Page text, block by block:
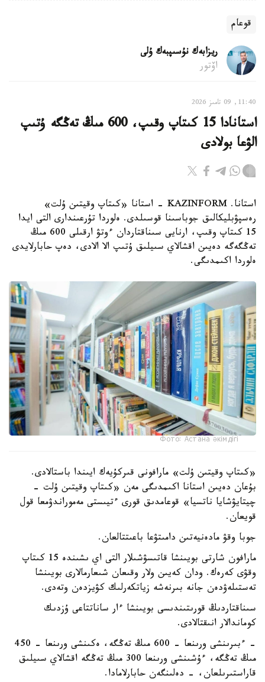
قوعام
ريزابەك نۇسىپبەك ۇلى
اۆتور
11:40, 09 تامىز 2026
استانادا 15 كىتاپ وقىپ، 600 مىڭ تەڭگە ۇتىپ
الۋعا بولادى
استانا. KAZINFORM - استانا «كىتاپ وقيتىن ۇلت»
رەسپۋبليكالىق جوباسىنا قوسىلدى. ەلوردا تۇرعىندارى التى ايدا
15 كىتاپ وقىپ، ارنايى سىناقتاردان ءوتۋ ارقىلى 600 مىڭ
تەڭگەگە دەيىن اقشالاي سىيلىق ۇتىپ الا الادى، دەپ حابارلايدى
ەلوردا اكىمدىگى.
Фото: Астана әкімдігі
«كىتاپ وقيتىن ۇلت» مارافونى قىركۇيەك ايىندا باستالادى.
بۇعان دەيىن استانا اكىمدىگى مەن «كىتاپ وقيتىن ۇلت -
چيتايۋشايا ناتسيا» قوعامدىق قورى ءتيىستى مەموراندۋمعا قول
قويعان.
جوبا وقۋ مادەنيەتىن دامىتۋعا باعىتتالعان.
مارافون شارتى بويىنشا قاتىسۋشىلار التى اي ىشىندە 15 كىتاپ
وقۋى كەرەك. ودان كەيىن ولار وقىعان شىعارمالارى بويىنشا
تەستىلەۋدەن جانە بىرنەشە زياتكەرلىك كۋيزدەن وتەدى.
سىناقتاردىڭ قورىتىندىسى بويىنشا ءار ساناتتاعى ۇزدىك
كوماندالار انىقتالادى.
- ءبىرىنشى ورىنعا - 600 مىڭ تەڭگە، ەكىنشى ورىنعا - 450
مىڭ تەڭگە، ءۇشىنشى ورىنعا 300 مىڭ تەڭگە اقشالاي سىيلىق
قاراستىرىلعان، - دەلىنگەن حابارلامادا.